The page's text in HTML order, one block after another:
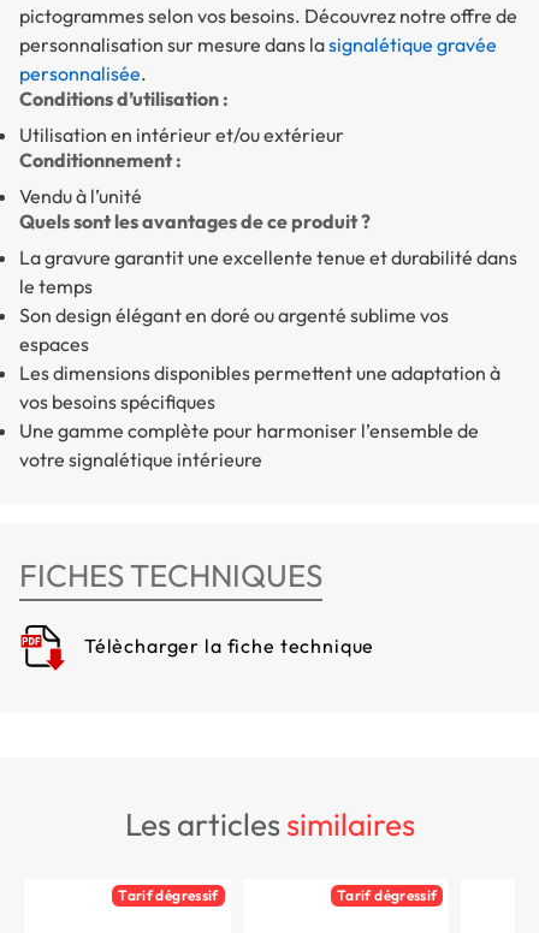
pictogrammes selon vos besoins. Découvrez notre offre de
personnalisation sur mesure dans lasignalétique gravée
personnalisée.
Conditions d’utilisation :
Utilisation en intérieur et/ou extérieur
Conditionnement :
Vendu à l’unité
Quels sont les avantages de ce produit ?
La gravure garantit une excellente tenue et durabilité dans
le temps
Son design élégant en doré ou argenté sublime vos
espaces
Les dimensions disponibles permettent une adaptation à
vos besoins spécifiques
Une gamme complète pour harmoniser l’ensemble de
votre signalétique intérieure
FICHES TECHNIQUES
Télècharger la fiche technique
les articlessimilaires
Tarif dégressif Tarif dégressif